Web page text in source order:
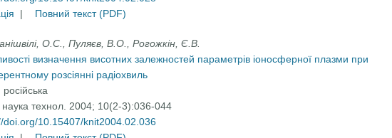
| Повний текст (PDF)
О.С., Пуляєв, В.О., Рогожкін, Є.В.
визначення висотних залежностей параметрів іоносферної плазми при
розсіянні радіохвиль
російська
технол. 2004; 10(2-3):036-044
doi.org/10.15407/knit2004.02.036